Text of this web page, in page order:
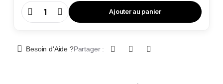
Coffre
Pour
Ajouter au panier
Besoin d'Aide ?Partager :